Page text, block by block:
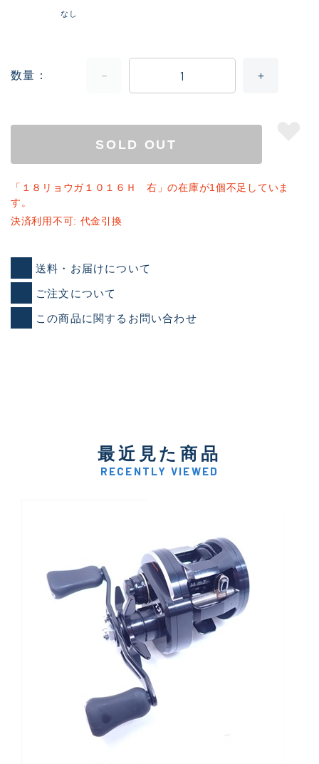
なし
数量
SOLD OUT
「１８リョウガ１０１６Ｈ 右」の在庫が1個不足していま
す。
決済利用不可: 代金引換
送料・お届けについて
ご注文について
この商品に関するお問い合わせ
最近見た商品
RECENTLY VIEWED